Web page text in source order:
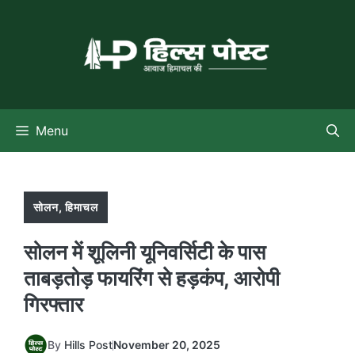
Menu
सोलन,हिमाचल
सोलन में शूलिनी यूनिवर्सिटी के पास
ताबड़तोड़ फायरिंग से हड़कंप, आरोपी
गिरफ्तार
By Hills PostNovember 20, 2025